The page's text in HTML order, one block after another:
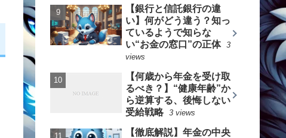
【銀行と信託銀行の違
い】何がどう違う？知っ
ているようで知らな
い“お金の窓口”の正体 3
views
【何歳から年金を受け取
るべき？】“健康年齢”か
ら逆算する、後悔しない
受給戦略 3 views
【徹底解説】年金の中央